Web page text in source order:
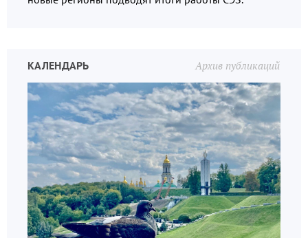
Архив публикаций
КАЛЕНДАРЬ